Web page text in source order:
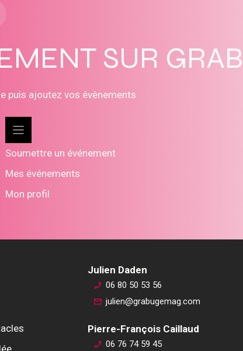
SUR
puis ajoutez vos évènements
Soumettre un événement
Mes événements
Mon profil
Julien Daden
06 80 50 53 56
julien@grabugemag.com
Pierre-François Caillaud
06 76 74 59 45